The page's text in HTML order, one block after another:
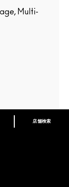
ィ プログ
店舗検索